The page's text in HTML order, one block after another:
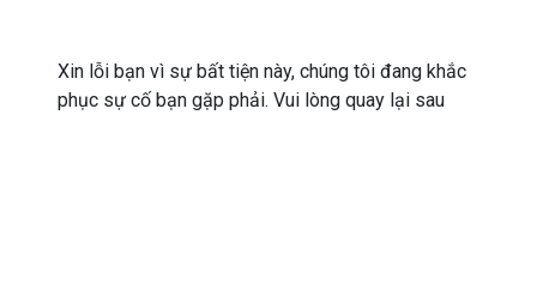
Xin lỗi bạn vì sự bất tiện này, chúng tôi đang khắc
phục sự cố bạn gặp phải. Vui lòng quay lại sau